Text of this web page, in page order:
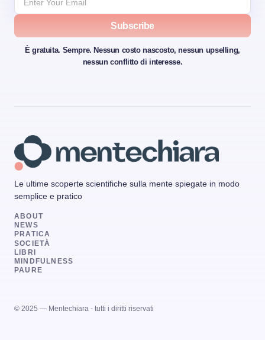
Subscribe
È gratuita. Sempre. Nessun costo nascosto, nessun upselling,
nessun conflitto di interesse.
Le ultime scoperte scientifiche sulla mente spiegate in modo
semplice e pratico
ABOUT
NEWS
PRATICA
SOCIETÀ
LIBRI
MINDFULNESS
PAURE
© 2025 — Mentechiara - tutti i diritti riservati